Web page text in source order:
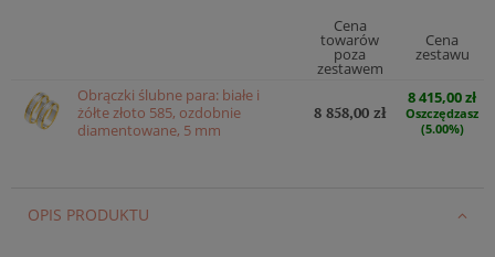
Cena
towarów
poza
zestawem
Cena
zestawu
Obrączki ślubne para: białe i
żółte złoto 585, ozdobnie
diamentowane, 5 mm
8 858,00 zł
8 415,00 zł
Oszczędzasz
(5.00%)
OPIS PRODUKTU